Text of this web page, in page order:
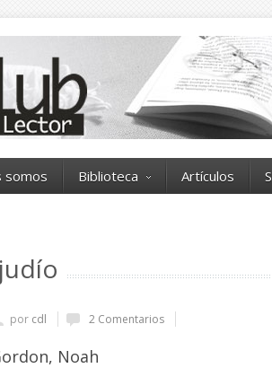
somos Biblioteca Artículos
por cdl 2 Comentarios
Noah